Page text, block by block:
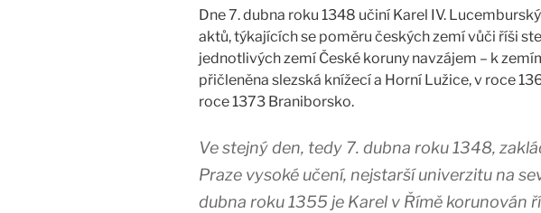
Dne 7. dubna roku 1348 učiní Karel IV.
aktů, týkajících se poměru českých zemí vůči říši
jednotlivých zemí České koruny navzájem – k
přičleněna slezská knížecí a Horní Lužice, v roce
roce 1373 Braniborsko.
Ve stejný den, tedy 7. dubna roku 1348,
Praze vysoké učení, nejstarší univerzitu na
dubna roku 1355 je Karel v Římě korunován